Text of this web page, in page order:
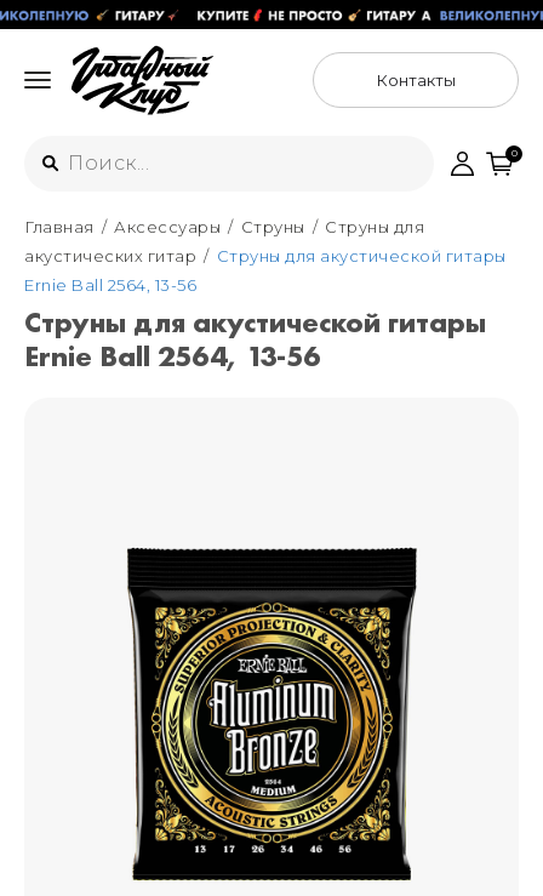
Контакты
Интернет-магазин
+7 (925) 125-54-44
Москва
+7 (925) 176-55-65
ул. Большая Новодмитровская 36с15,
Санкт-Петербург
0
Главная Аксессуары Струны
Струны для
акустических гитар
Струны для акустической гитары
Ernie Ball 2564, 13-56
Струны для акустической гитары
Ernie Ball 2564, 13-56